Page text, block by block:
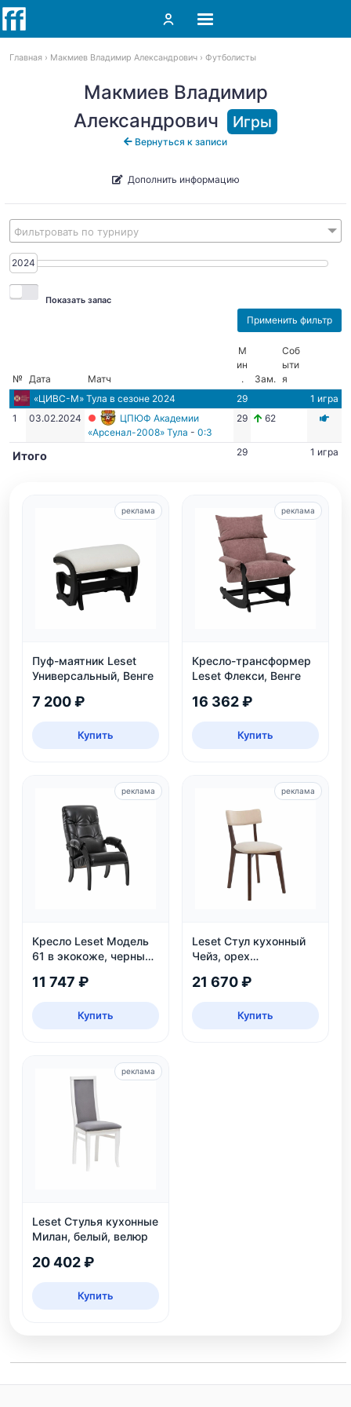
Главная Макмиев Владимир Александрович Футболисты
Макмиев Владимир
Александрович
Игры
Вернуться к записи
Дополнить информацию
Фильтровать по турниру
2024
2024
Показать запас
№ Дата Матч
М
ин
.
Зам.
Соб
ыти
я
«ЦИВС-М» Тула в сезоне 2024 29
1 игра
1
03.02.2024
ЦПЮФ Академии
«Арсенал-2008» Тула - 0:3
29 62
Итого 29 1 игра
Пуф-маятник Leset
Универсальный, Венге
7 200 ₽
Купить
реклама
Кресло-трансформер
Leset Флекси, Венге
16 362 ₽
Купить
реклама
Кресло Leset Модель
61 в экокоже, черный
дачи
11 747 ₽
Купить
реклама
Leset Стул кухонный
Чейз, орех
21 670 ₽
Купить
реклама
Leset Стулья кухонные
Милан, белый, велюр
20 402 ₽
Купить
реклама